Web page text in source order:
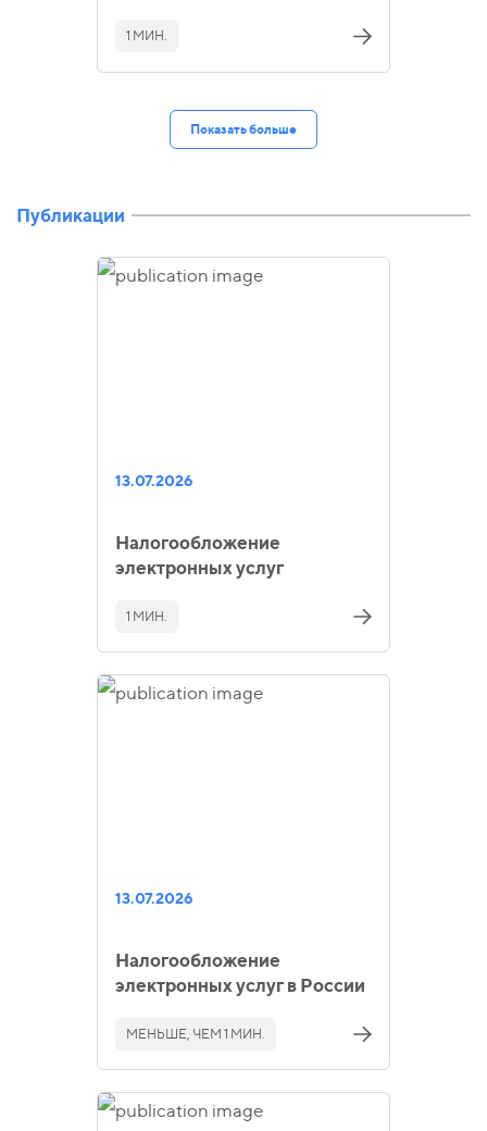
1 МИН.
Показать больше
Публикации
13.07.2026
Налогообложение
электронных услуг
1 МИН.
13.07.2026
Налогообложение
электронных услуг в России
МЕНЬШЕ, ЧЕМ 1 МИН.